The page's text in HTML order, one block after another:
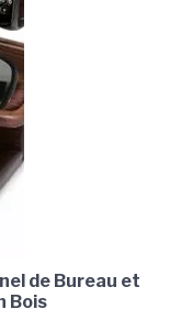
de Bureau et
Bois